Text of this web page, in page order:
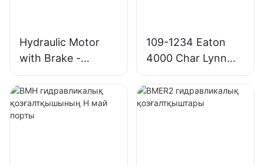
Hydraulic Motor
with Brake -
OMT/BMT Series
109-1234 Eaton
4000 Char Lynn
4K-310
гидравликалық
қозғалтқышы